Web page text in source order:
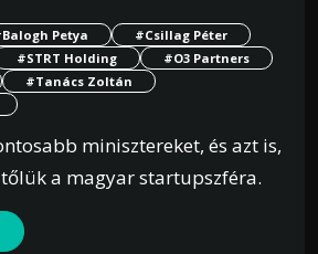
Petya
#Csillag Péter
#STRT Holding
#O3 Partners
#Tanács Zoltán
minisztereket, és azt is,
a magyar startupszféra.